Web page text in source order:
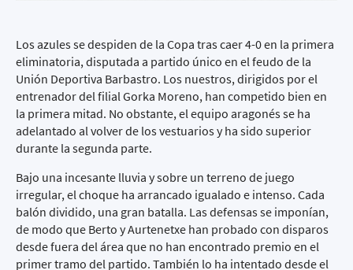
Los azules se despiden de la Copa tras caer 4-0 en la primera
eliminatoria, disputada a partido único en el feudo de la
Unión Deportiva Barbastro. Los nuestros, dirigidos por el
entrenador del filial Gorka Moreno, han competido bien en
la primera mitad. No obstante, el equipo aragonés se ha
adelantado al volver de los vestuarios y ha sido superior
durante la segunda parte.
Bajo una incesante lluvia y sobre un terreno de juego
irregular, el choque ha arrancado igualado e intenso. Cada
balón dividido, una gran batalla. Las defensas se imponían,
de modo que Berto y Aurtenetxe han probado con disparos
desde fuera del área que no han encontrado premio en el
primer tramo del partido. También lo ha intentado desde el